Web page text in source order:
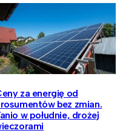
za energię od
bez zmian.
w południe, drożej